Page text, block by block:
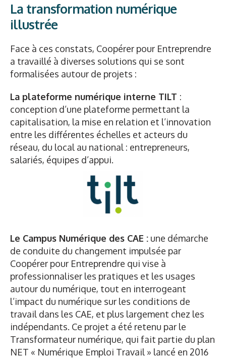
La transformation numérique
illustrée
Face à ces constats, Coopérer pour Entreprendre
a travaillé à diverses solutions qui se sont
formalisées autour de projets :
La plateforme numérique interne TILT :
conception d’une plateforme permettant la
capitalisation, la mise en relation et l’innovation
entre les différentes échelles et acteurs du
réseau, du local au national : entrepreneurs,
salariés, équipes d’appui.
Le Campus Numérique des CAE : une démarche
de conduite du changement impulsée par
Coopérer pour Entreprendre qui vise à
professionnaliser les pratiques et les usages
autour du numérique, tout en interrogeant
l’impact du numérique sur les conditions de
travail dans les CAE, et plus largement chez les
indépendants. Ce projet a été retenu par le
Transformateur numérique, qui fait partie du plan
NET « Numérique Emploi Travail » lancé en 2016